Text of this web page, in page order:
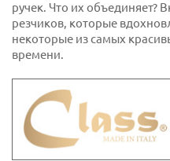
ручек. Что их объединяет?
резчиков, которые
некоторые из самых
времени.